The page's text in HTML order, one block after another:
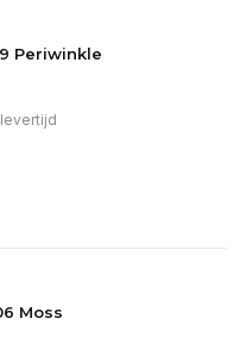
Periwinkle
Moss